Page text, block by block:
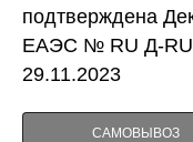
подтверждена
ЕАЭС № RU Д-
29.11.2023
САМОВЫВОЗ